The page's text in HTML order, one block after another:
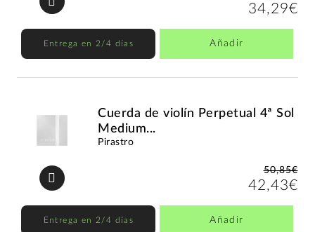
34,29€
Entrega en 2/4 días Añadir
Cuerda de violín Perpetual 4ª Sol
Medium...
Pirastro
50,85€
42,43€
Entrega en 2/4 días Añadir